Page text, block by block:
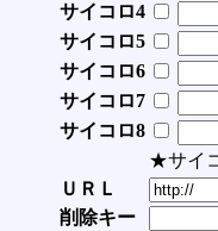
サイコロ4
サイコロ5
サイコロ6
サイコロ7
サイコロ8
★サイ
ＵＲＬ
削除キー